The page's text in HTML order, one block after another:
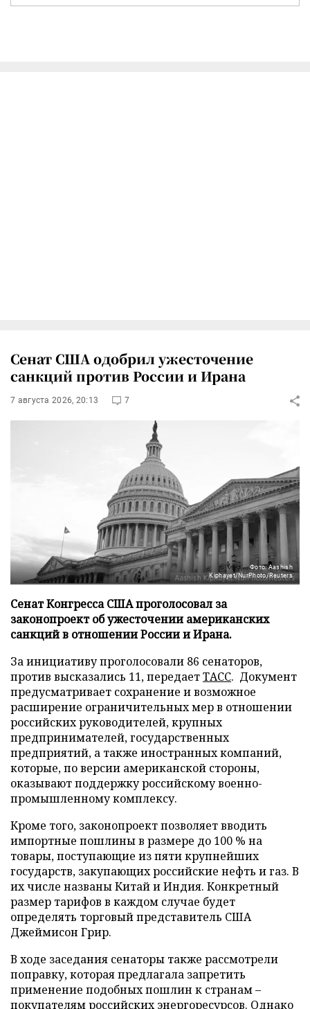
Сенат США одобрил ужесточение
санкций против России и Ирана
7 августа 2026, 20:13 7
Фото: Aashish
Kiphayet/NurPhoto/Reuters
Сенат Конгресса США проголосовал за
законопроект об ужесточении американских
санкций в отношении России и Ирана.
За инициативу проголосовали 86 сенаторов,
против высказались 11, передаетТАСС. Документ
предусматривает сохранение и возможное
расширение ограничительных мер в отношении
российских руководителей, крупных
предпринимателей, государственных
предприятий, а также иностранных компаний,
которые, по версии американской стороны,
оказывают поддержку российскому военно-
промышленному комплексу.
Кроме того, законопроект позволяет вводить
импортные пошлины в размере до 100 % на
товары, поступающие из пяти крупнейших
государств, закупающих российские нефть и газ. В
их числе названы Китай и Индия. Конкретный
размер тарифов в каждом случае будет
определять торговый представитель США
Джеймисон Грир.
В ходе заседания сенаторы также рассмотрели
поправку, которая предлагала запретить
применение подобных пошлин к странам –
покупателям российских энергоресурсов. Однако